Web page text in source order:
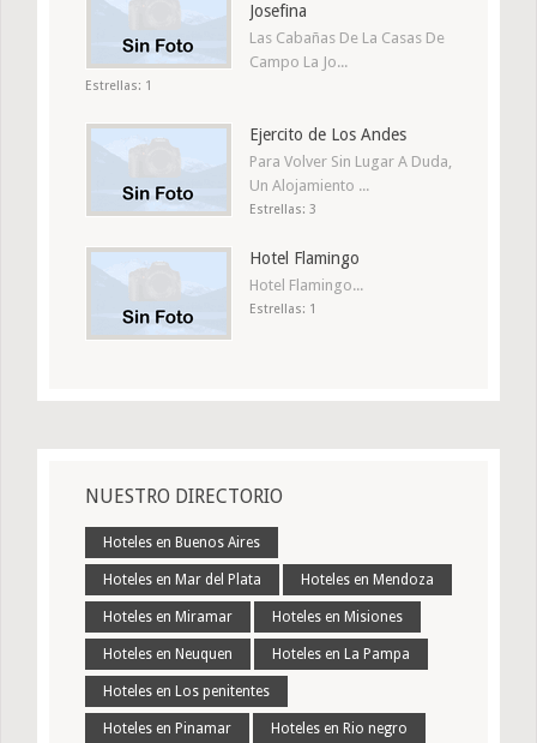
Josefina
Las Cabañas De La Casas De
Campo La Jo...
Estrellas: 1
Ejercito de Los Andes
Para Volver Sin Lugar A Duda,
Un Alojamiento ...
Estrellas: 3
Hotel Flamingo
Hotel Flamingo...
Estrellas: 1
NUESTRO DIRECTORIO
Hoteles en Buenos Aires
Hoteles en Mar del Plata Hoteles en Mendoza
Hoteles en Miramar Hoteles en Misiones
Hoteles en Neuquen Hoteles en La Pampa
Hoteles en Los penitentes
Hoteles en Pinamar Hoteles en Rio negro